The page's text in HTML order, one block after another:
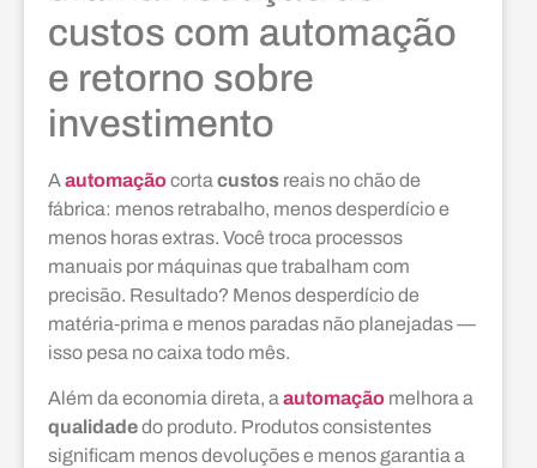
custos com automação
e retorno sobre
investimento
Aautomaçãocorta custos reais no chão de
fábrica: menos retrabalho, menos desperdício e
menos horas extras. Você troca processos
manuais por máquinas que trabalham com
precisão. Resultado? Menos desperdício de
matéria‑prima e menos paradas não planejadas —
isso pesa no caixa todo mês.
Além da economia direta, a automação melhora a
qualidadedo produto. Produtos consistentes
significam menos devoluções e menos garantia a